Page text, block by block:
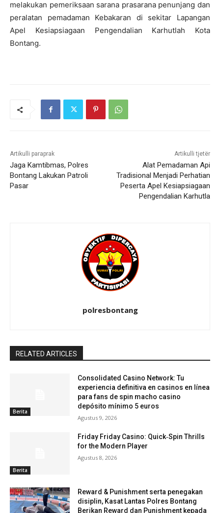
melakukan pemeriksaan sarana prasarana penunjang dan
peralatan pemadaman Kebakaran di sekitar Lapangan
Apel Kesiapsiagaan Pengendalian Karhutlah Kota
Bontang.
Artikulli paraprak
Jaga Kamtibmas, Polres
Bontang Lakukan Patroli
Pasar
Artikulli tjetër
Alat Pemadaman Api
Tradisional Menjadi Perhatian
Peserta Apel Kesiapsiagaan
Pengendalian Karhutla
polresbontang
RELATED ARTICLES
Berita
Consolidated Casino Network: Tu
experiencia definitiva en casinos en línea
para fans de spin macho casino
depósito mínimo 5 euros
Agustus 9, 2026
Berita
Friday Friday Casino: Quick‑Spin Thrills
for the Modern Player
Agustus 8, 2026
Reward & Punishment serta penegakan
disiplin, Kasat Lantas Polres Bontang
Berikan Reward dan Punishment kepada